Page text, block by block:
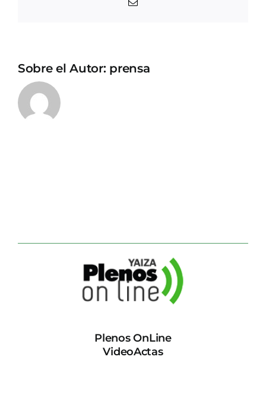
Sobre el Autor: prensa
Plenos OnLine
VideoActas